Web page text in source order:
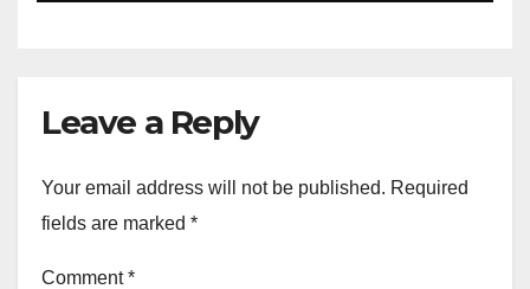
Leave a Reply
Your email address will not be published. Required
fields are marked *
Comment*